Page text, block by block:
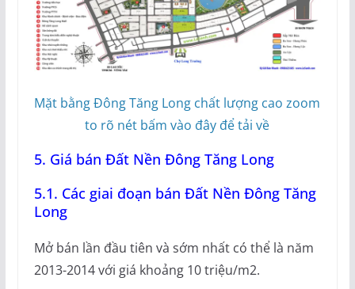
Mặt bằng Đông Tăng Long chất lượng cao zoom
to rõ nét bấm vào đây để tải về
5. Giá bán Đất Nền Đông Tăng Long
5.1. Các giai đoạn bán Đất Nền Đông Tăng
Long
Mở bán lần đầu tiên và sớm nhất có thể là năm
2013-2014 với giá khoảng 10 triệu/m2.